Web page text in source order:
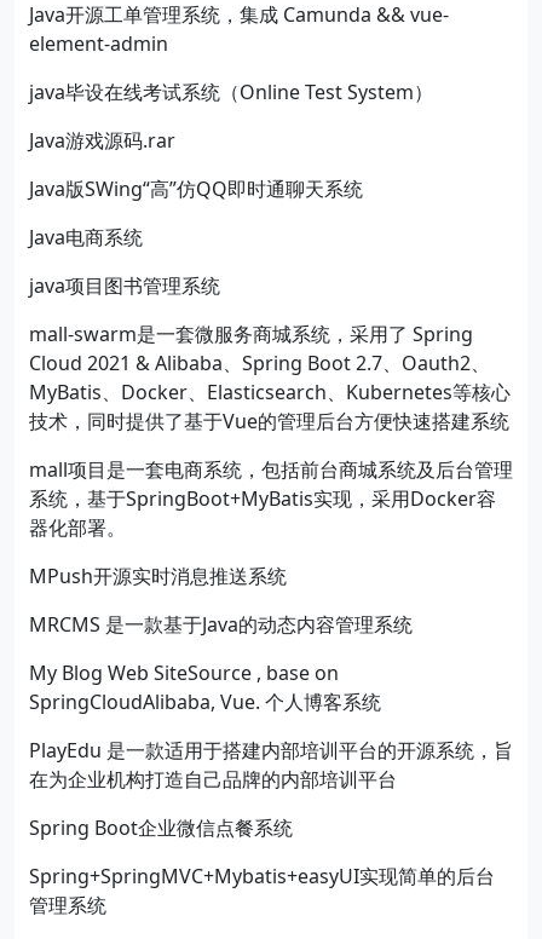
Java开源工单管理系统，集成 Camunda && vue-
element-admin
java毕设在线考试系统（Online Test System）
Java游戏源码.rar
Java版SWing“高”仿QQ即时通聊天系统
Java电商系统
java项目图书管理系统
mall-swarm是一套微服务商城系统，采用了 Spring
Cloud 2021 & Alibaba、Spring Boot 2.7、Oauth2、
MyBatis、Docker、Elasticsearch、Kubernetes等核心
技术，同时提供了基于Vue的管理后台方便快速搭建系统
mall项目是一套电商系统，包括前台商城系统及后台管理
系统，基于SpringBoot+MyBatis实现，采用Docker容
器化部署。
MPush开源实时消息推送系统
MRCMS 是一款基于Java的动态内容管理系统
My Blog Web SiteSource , base on
SpringCloudAlibaba, Vue. 个人博客系统
PlayEdu 是一款适用于搭建内部培训平台的开源系统，旨
在为企业机构打造自己品牌的内部培训平台
Spring Boot企业微信点餐系统
Spring+SpringMVC+Mybatis+easyUI实现简单的后台
管理系统